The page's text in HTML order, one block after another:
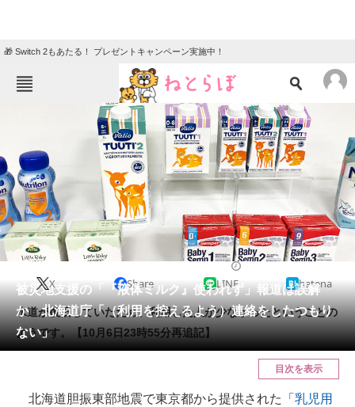
🎁 Switch 2もあたる！ プレゼントキャンペーン実施中！
ねとらぼメニュー
ニュース
エンタメ クイズ
グルメ 地域
住まい 教育・育児
動物 リサーチ
会員記事
メディア
注目記事を集めた総合ページ
被災地支援の「『液体ミルク』使われず」報道は誤解
か 北海道庁「（利用を控えるよう）連絡をしたつもり
ない」
X Share LINE hatena
水道が復旧していたため、利用した人が少なかったということの
ようです。【10月6日23時55分再追記】
目次を表示
北海道胆振東部地震で東京都から提供された「 乳児用